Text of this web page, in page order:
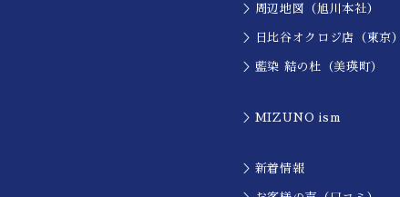
＞周辺地図（旭川本社）
＞日比谷オクロジ店（東京）
＞藍染 結の杜（美瑛町）
＞MIZUNO ism
＞新着情報